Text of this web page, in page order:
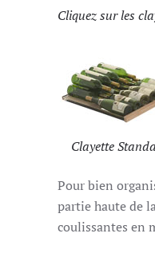
Cliquez sur les
Clayette
Pour bien
partie haute de
coulissantes en